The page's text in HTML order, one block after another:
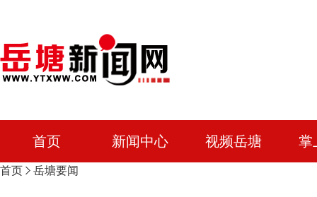
首页 新闻中心 视频岳塘 掌
首页 岳塘要闻